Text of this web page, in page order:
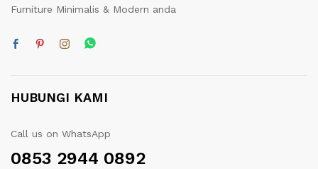
Furniture Minimalis & Modern anda
HUBUNGI KAMI
Call us on WhatsApp
0853 2944 0892